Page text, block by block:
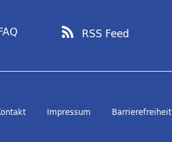
RSS Feed
Impressum Barrierefreiheit